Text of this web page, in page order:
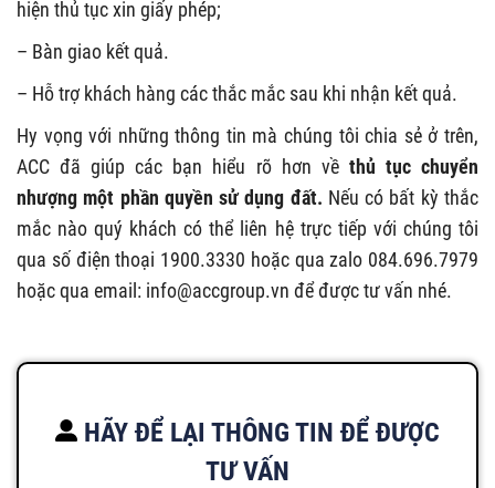
hiện thủ tục xin giấy phép;
– Bàn giao kết quả.
– Hỗ trợ khách hàng các thắc mắc sau khi nhận kết quả.
Hy vọng với những thông tin mà chúng tôi chia sẻ ở trên,
ACC đã giúp các bạn hiểu rõ hơn về thủ tục chuyển
nhượng một phần quyền sử dụng đất. Nếu có bất kỳ thắc
mắc nào quý khách có thể liên hệ trực tiếp với chúng tôi
qua số điện thoại 1900.3330 hoặc qua zalo 084.696.7979
hoặc qua email: info@accgroup.vn để được tư vấn nhé.
HÃY ĐỂ LẠI THÔNG TIN ĐỂ ĐƯỢC
TƯ VẤN